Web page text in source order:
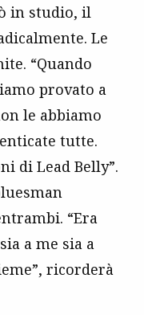
in studio, il
Le
“Quando
provato a
le abbiamo
tutte.
di Lead Belly”.
“Era
a me sia a
ricorderà